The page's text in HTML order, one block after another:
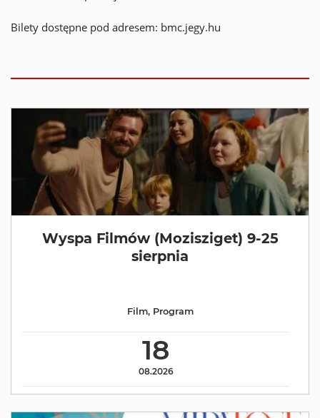
Bilety dostępne pod adresem: bmc.jegy.hu
Wyspa Filmów (Mozisziget) 9-25
sierpnia
18
08.2026
Film, Program